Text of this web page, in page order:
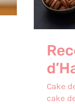
Cake
cake